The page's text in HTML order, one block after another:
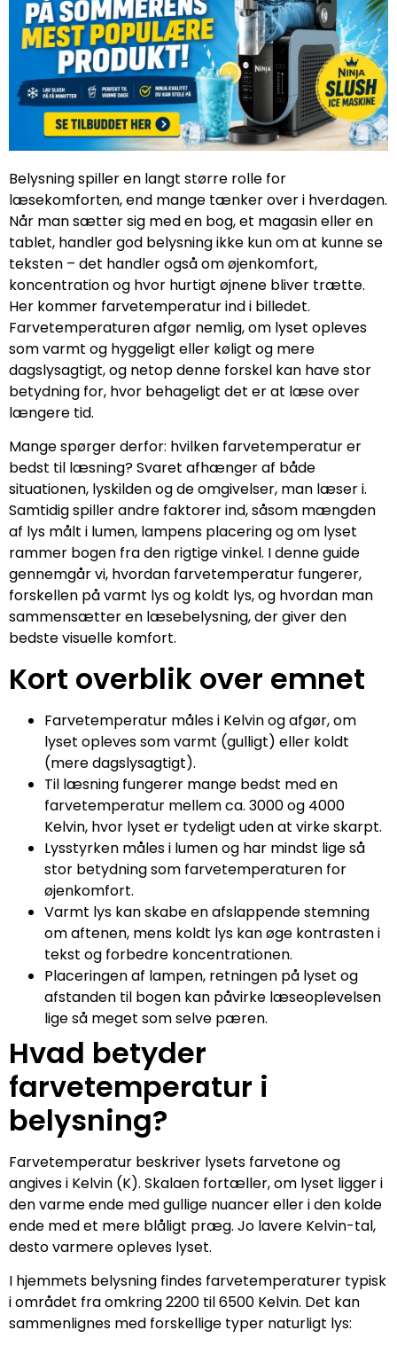
Belysning spiller en langt større rolle for
læsekomforten, end mange tænker over i hverdagen.
Når man sætter sig med en bog, et magasin eller en
tablet, handler god belysning ikke kun om at kunne se
teksten – det handler også om øjenkomfort,
koncentration og hvor hurtigt øjnene bliver trætte.
Her kommer farvetemperatur ind i billedet.
Farvetemperaturen afgør nemlig, om lyset opleves
som varmt og hyggeligt eller køligt og mere
dagslysagtigt, og netop denne forskel kan have stor
betydning for, hvor behageligt det er at læse over
længere tid.
Mange spørger derfor: hvilken farvetemperatur er
bedst til læsning? Svaret afhænger af både
situationen, lyskilden og de omgivelser, man læser i.
Samtidig spiller andre faktorer ind, såsom mængden
af lys målt i lumen, lampens placering og om lyset
rammer bogen fra den rigtige vinkel. I denne guide
gennemgår vi, hvordan farvetemperatur fungerer,
forskellen på varmt lys og koldt lys, og hvordan man
sammensætter en læsebelysning, der giver den
bedste visuelle komfort.
Kort overblik over emnet
Farvetemperatur måles i Kelvin og afgør, om
lyset opleves som varmt (gulligt) eller koldt
(mere dagslysagtigt).
Til læsning fungerer mange bedst med en
farvetemperatur mellem ca. 3000 og 4000
Kelvin, hvor lyset er tydeligt uden at virke skarpt.
Lysstyrken måles i lumen og har mindst lige så
stor betydning som farvetemperaturen for
øjenkomfort.
Varmt lys kan skabe en afslappende stemning
om aftenen, mens koldt lys kan øge kontrasten i
tekst og forbedre koncentrationen.
Placeringen af lampen, retningen på lyset og
afstanden til bogen kan påvirke læseoplevelsen
lige så meget som selve pæren.
Hvad betyder
farvetemperatur i
belysning?
Farvetemperatur beskriver lysets farvetone og
angives i Kelvin (K). Skalaen fortæller, om lyset ligger i
den varme ende med gullige nuancer eller i den kolde
ende med et mere blåligt præg. Jo lavere Kelvin-tal,
desto varmere opleves lyset.
I hjemmets belysning findes farvetemperaturer typisk
i området fra omkring 2200 til 6500 Kelvin. Det kan
sammenlignes med forskellige typer naturligt lys: